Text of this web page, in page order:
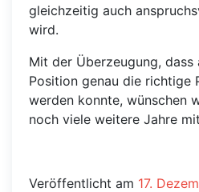
gleichzeitig auch
wird.
Mit der Überzeugung, dass
Position genau die richtige
werden konnte, wünschen
noch viele weitere Jahre
Veröffentlicht am 17.